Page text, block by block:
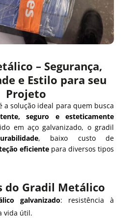
– Segurança,
e Estilo para seu
Projeto
a solução ideal para quem busca
seguro e esteticamente
em aço galvanizado, o gradil
, baixo custo de
eficiente para diversos tipos
do Gradil Metálico
galvanizado: resistência à
vida útil.